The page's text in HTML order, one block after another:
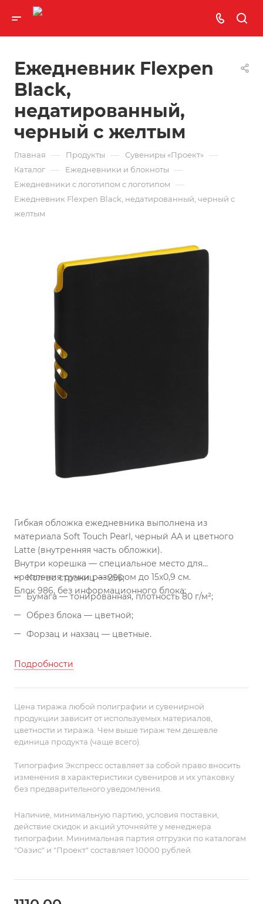
Ежедневник Flexpen
Black,
недатированный,
черный с желтым
Главная — Продукты — Сувениры «Проект» —
Каталог — Ежедневники и блокноты —
Ежедневники с логотипом с логотипом —
Ежедневник Flexpen Black, недатированный, черный с
желтым
Гибкая обложка ежедневника выполнена из
материала Soft Touch Pearl, черный АА и цветного
Latte (внутренняя часть обложки).
Внутри корешка — специальное место для
крепления ручки размером до 15х0,9 см.
Блок 986, без информационного блока:
Кол-во страниц — 256;
Бумага — тонированная, плотность 80 г/м²;
Обрез блока — цветной;
Форзац и нахзац — цветные.
Подробности
Цена тиража любой полиграфии и сувенирной
продукции зависит от используемых материалов,
цветности и тиража. Чем выше тираж тем дешевле
единица продукта (чаще всего).
Типография Экспресс оставляет за собой право вносить
изменения в характеристики сувениров и их упаковку
без предварительного уведомления.
Наличие, минимальную партию, условия поставки,
действие скидок и акций уточняйте у менеджера
типографии. Минимальная партия отгрузки по каталогам
"Оазис" и "Проект" составляет 10000 рублей.